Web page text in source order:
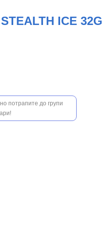
ICE 32G
потрапите до групи